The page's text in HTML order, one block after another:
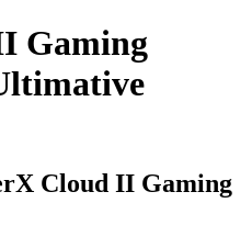
Gaming
Cloud II Gaming